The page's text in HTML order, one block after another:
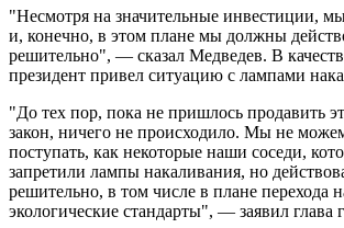
"Несмотря на значительные инвестиции, мы
и, конечно, в этом плане мы должны
решительно", — сказал Медведев. В
президент привел ситуацию с лампами
"До тех пор, пока не пришлось продавить
закон, ничего не происходило. Мы не
поступать, как некоторые наши соседи,
запретили лампы накаливания, но
решительно, в том числе в плане перехода
экологические стандарты", — заявил глава